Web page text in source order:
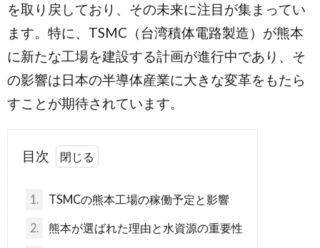
を取り戻しており、その未来に注目が集まってい
ます。特に、TSMC（台湾積体電路製造）が熊本
に新たな工場を建設する計画が進行中であり、そ
の影響は日本の半導体産業に大きな変革をもたら
すことが期待されています。
目次
1. TSMCの熊本工場の稼働予定と影響
2. 熊本が選ばれた理由と水資源の重要性